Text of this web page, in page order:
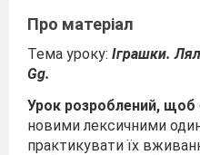
Про матеріал
Тема уроку: Іграшки.
Gg.
Урок розроблений, щоб
новими лексичними
практикувати їх